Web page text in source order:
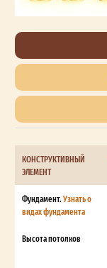
КОНСТРУКТИВНЫЙ
ЭЛЕМЕНТ
Фундамент.Узнать о
видах фундамента
Высота потолков